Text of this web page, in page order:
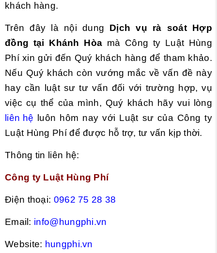
khách hàng.
Trên đây là nội dung Dịch vụ rà soát Hợp
đồng tại Khánh Hòa mà Công ty Luật Hùng
Phí xin gửi đến Quý khách hàng để tham khảo.
Nếu Quý khách còn vướng mắc về vấn đề này
hay cần luật sư tư vấn đối với trường hợp, vụ
việc cụ thể của mình, Quý khách hãy vui lòng
liên hệ
luôn hôm nay với Luật sư của Công ty
Luật Hùng Phí để được hỗ trợ, tư vấn kịp thời.
Thông tin liên hệ:
Công ty Luật Hùng Phí
Điện thoại: 0962 75 28 38
Email: info@hungphi.vn
Website: hungphi.vn